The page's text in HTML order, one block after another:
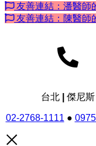
友善連結：潘醫師
友善連結：陳醫師
台北 | 傑尼斯
02-2768-1111 ●